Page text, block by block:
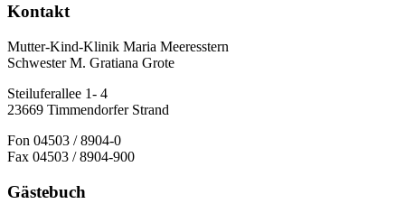
Kontakt
Mutter-Kind-Klinik Maria Meeresstern
Schwester M. Gratiana Grote
Steiluferallee 1- 4
23669 Timmendorfer Strand
Fon 04503 / 8904-0
Fax 04503 / 8904-900
Gästebuch